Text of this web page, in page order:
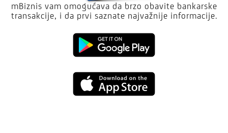
mBiznis vam omogućava da brzo obavite bankarske
transakcije, i da prvi saznate najvažnije informacije.
Google
Play
App